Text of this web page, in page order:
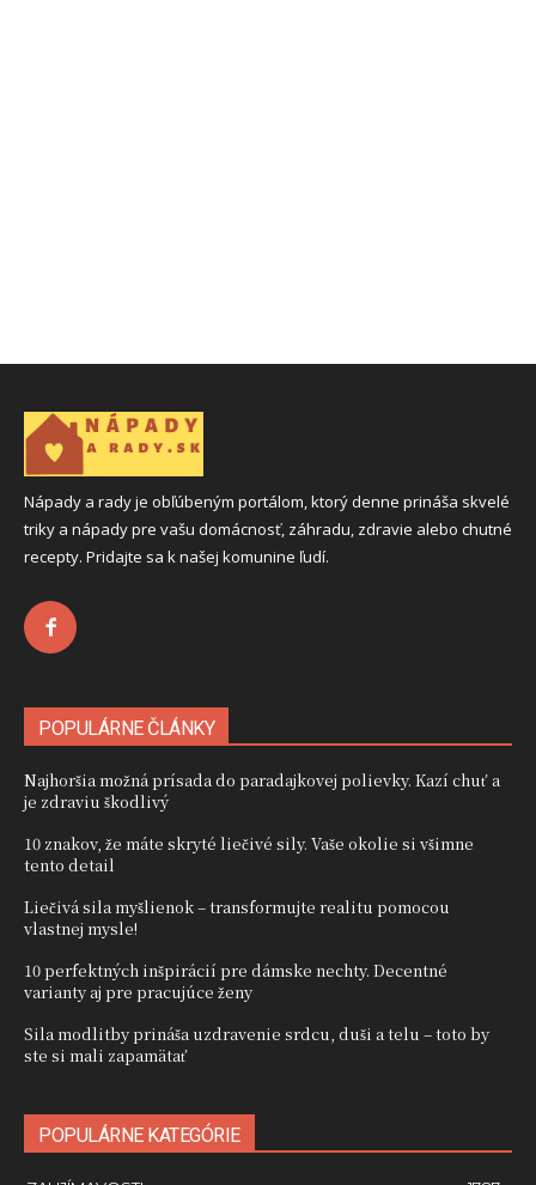
Nápady a rady je obľúbeným portálom, ktorý denne prináša skvelé
triky a nápady pre vašu domácnosť, záhradu, zdravie alebo chutné
recepty. Pridajte sa k našej komunine ľudí.
POPULÁRNE ČLÁNKY
Najhoršia možná prísada do paradajkovej polievky. Kazí chuť a
je zdraviu škodlivý
10 znakov, že máte skryté liečivé sily. Vaše okolie si všimne
tento detail
Liečivá sila myšlienok – transformujte realitu pomocou
vlastnej mysle!
10 perfektných inšpirácií pre dámske nechty. Decentné
varianty aj pre pracujúce ženy
Sila modlitby prináša uzdravenie srdcu, duši a telu – toto by
ste si mali zapamätať
POPULÁRNE KATEGÓRIE